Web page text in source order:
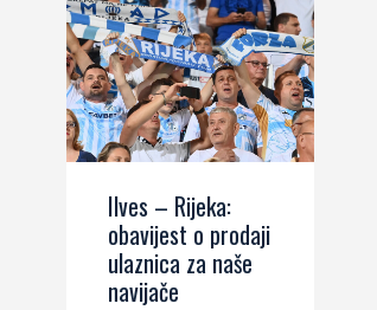
Ilves – Rijeka:
obavijest o prodaji
ulaznica za naše
navijače